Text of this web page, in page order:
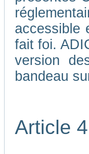
accessible
fait foi.
version
bandeau
Article